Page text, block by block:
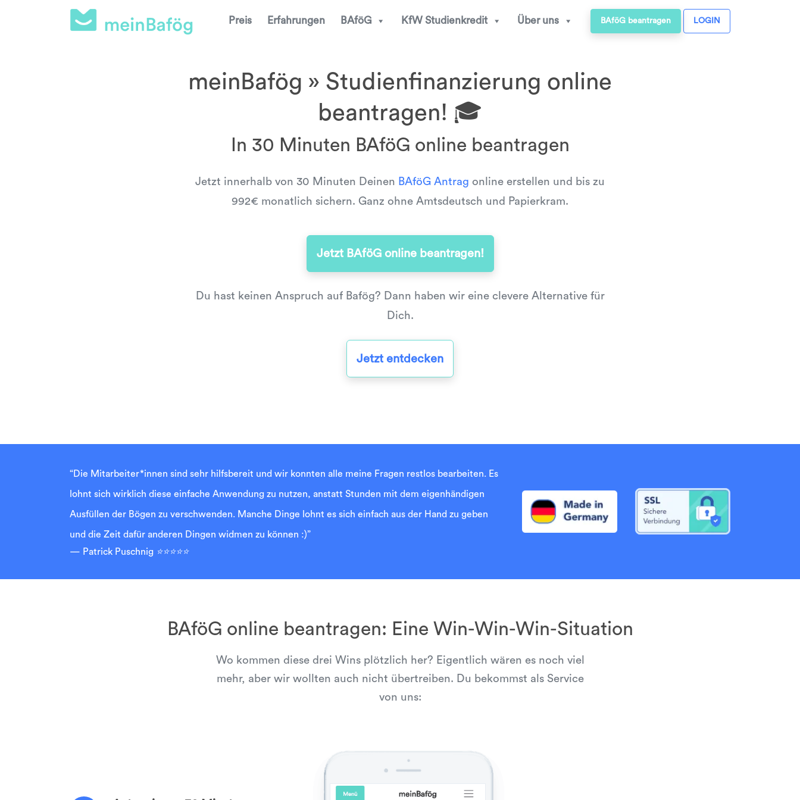
Preis Erfahrungen BAföG LOGIN
BAföG beantragen
KfW Studienkredit Über uns
meinBafög » Studienfinanzierung online
beantragen! 🎓
In 30 Minuten BAföG online beantragen
Jetzt innerhalb von 30 Minuten Deinen BAföG Antrag online erstellen und bis zu
992€ monatlich sichern. Ganz ohne Amtsdeutsch und Papierkram.
Jetzt BAföG online beantragen!
Du hast keinen Anspruch auf Bafög? Dann haben wir eine clevere Alternative für
Dich.
Jetzt entdecken
“Die Mitarbeiter*innen sind sehr hilfsbereit und wir konnten alle meine Fragen restlos bearbeiten. Es
lohnt sich wirklich diese einfache Anwendung zu nutzen, anstatt Stunden mit dem eigenhändigen
Ausfüllen der Bögen zu verschwenden. Manche Dinge lohnt es sich einfach aus der Hand zu geben
und die Zeit dafür anderen Dingen widmen zu können :)”
Patrick Puschnig ⭐⭐⭐⭐⭐
BAföG online beantragen: Eine Win-Win-Win-Situation
Wo kommen diese drei Wins plötzlich her? Eigentlich wären es noch viel
mehr, aber wir wollten auch nicht übertreiben. Du bekommst als Service
von uns: